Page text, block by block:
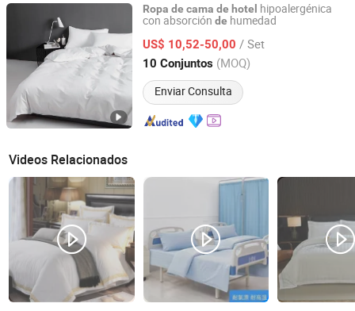
Ropa de cama de hotel hipoalergénica
con absorción de humedad
US$ 10,52-50,00 / Set
10 Conjuntos (MOQ)
Enviar Consulta
Shanghai General Textile Co., Ltd.
Shanghai, China Desde 2018
Videos Relacionados